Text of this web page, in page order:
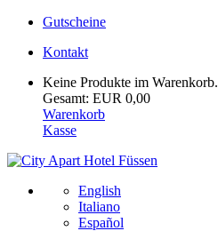
Gutscheine
Kontakt
Keine Produkte im Warenkorb.
Gesamt: EUR 0,00
Warenkorb
Kasse
English
Italiano
Español